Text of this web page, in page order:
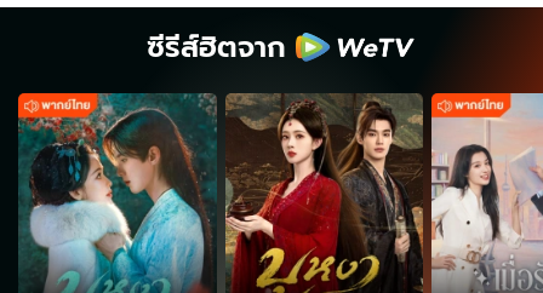
ซีรีส์ฮิตจาก